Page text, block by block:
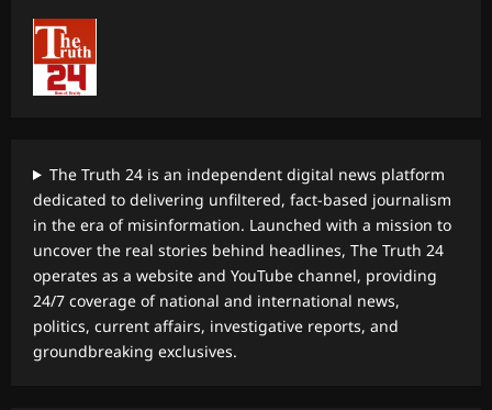
The Truth 24 is an independent digital news platform
dedicated to delivering unfiltered, fact-based journalism
in the era of misinformation. Launched with a mission to
uncover the real stories behind headlines, The Truth 24
operates as a website and YouTube channel, providing
24/7 coverage of national and international news,
politics, current affairs, investigative reports, and
groundbreaking exclusives.